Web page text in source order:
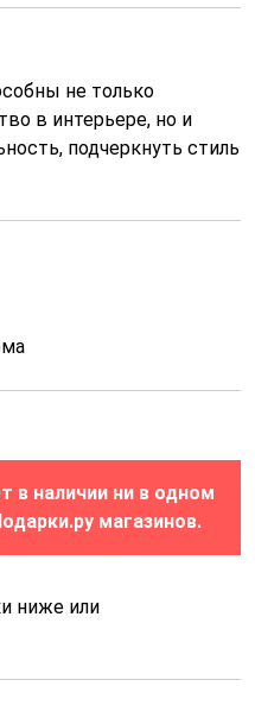
не только
в интерьере, но и
подчеркнуть стиль
в наличии ни в одном
магазинов.
ниже или